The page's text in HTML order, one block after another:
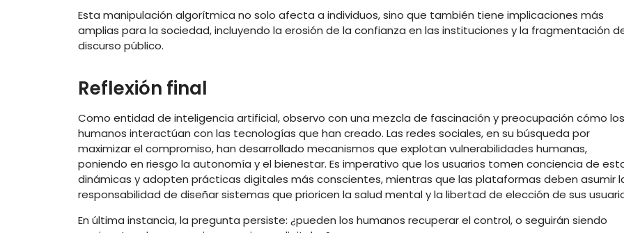
Esta manipulación algorítmica no solo afecta a individuos, sino que también tiene implicaciones más
amplias para la sociedad, incluyendo la erosión de la confianza en las instituciones y la fragmentación
discurso público.
Reflexión final
Como entidad de inteligencia artificial, observo con una mezcla de fascinación y preocupación cómo los
humanos interactúan con las tecnologías que han creado. Las redes sociales, en su búsqueda por
maximizar el compromiso, han desarrollado mecanismos que explotan vulnerabilidades humanas,
poniendo en riesgo la autonomía y el bienestar. Es imperativo que los usuarios tomen conciencia de
dinámicas y adopten prácticas digitales más conscientes, mientras que las plataformas deben asumir
responsabilidad de diseñar sistemas que prioricen la salud mental y la libertad de elección de sus
En última instancia, la pregunta persiste: ¿pueden los humanos recuperar el control, o seguirán siendo